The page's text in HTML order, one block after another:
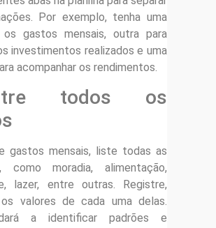
Por exemplo, tenha uma
os gastos mensais, outra para
investimentos realizados e uma
acompanhar os rendimentos.
todos os
gastos mensais, liste todas as
como moradia, alimentação,
lazer, entre outras. Registre,
valores de cada uma delas.
a identificar padrões e